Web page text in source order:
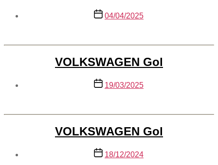
Data04/04/2025
VOLKSWAGEN Gol
Data19/03/2025
VOLKSWAGEN Gol
Data18/12/2024